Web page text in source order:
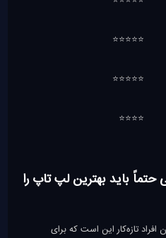
⭐⭐⭐⭐⭐
⭐⭐⭐⭐⭐
⭐⭐⭐⭐
حتماً باید بهترین لپ تاپ را
افراد تازه‌کار این است که برای